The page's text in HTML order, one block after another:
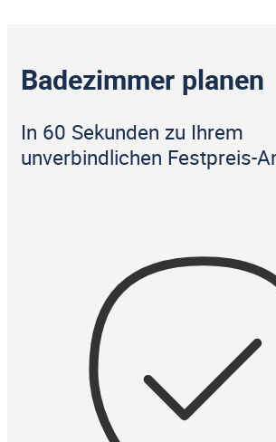
Badezimmer planen
In 60 Sekunden zu Ihrem
unverbindlichen Festpreis-